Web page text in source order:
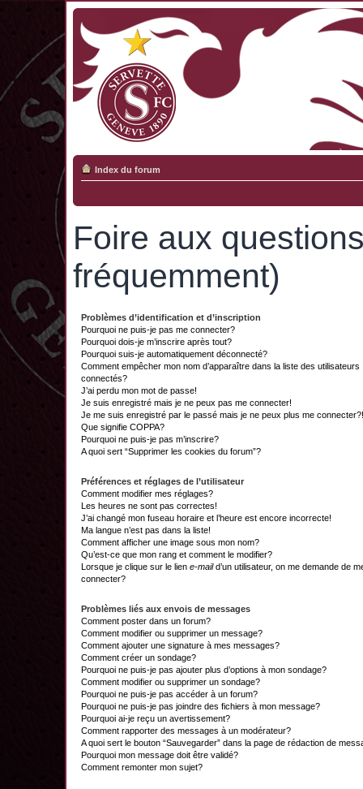
Index du forum
Foire aux
fréquemment)
Problèmes d’identification et d’inscription
Pourquoi ne puis-je pas me connecter?
Pourquoi dois-je m’inscrire après tout?
Pourquoi suis-je automatiquement déconnecté?
Comment empêcher mon nom d’apparaître dans la liste des utilisateurs
connectés?
J’ai perdu mon mot de passe!
Je suis enregistré mais je ne peux pas me connecter!
Je me suis enregistré par le passé mais je ne peux plus me connecter?!
Que signifie COPPA?
Pourquoi ne puis-je pas m’inscrire?
A quoi sert “Supprimer les cookies du forum”?
Préférences et réglages de l’utilisateur
Comment modifier mes réglages?
Les heures ne sont pas correctes!
J’ai changé mon fuseau horaire et l’heure est encore incorrecte!
Ma langue n’est pas dans la liste!
Comment afficher une image sous mon nom?
Qu’est-ce que mon rang et comment le modifier?
Lorsque je clique sur le lien e-maild’un utilisateur, on me demande de
connecter?
Problèmes liés aux envois de messages
Comment poster dans un forum?
Comment modifier ou supprimer un message?
Comment ajouter une signature à mes messages?
Comment créer un sondage?
Pourquoi ne puis-je pas ajouter plus d’options à mon sondage?
Comment modifier ou supprimer un sondage?
Pourquoi ne puis-je pas accéder à un forum?
Pourquoi ne puis-je pas joindre des fichiers à mon message?
Pourquoi ai-je reçu un avertissement?
Comment rapporter des messages à un modérateur?
A quoi sert le bouton “Sauvegarder” dans la page de rédaction de
Pourquoi mon message doit être validé?
Comment remonter mon sujet?